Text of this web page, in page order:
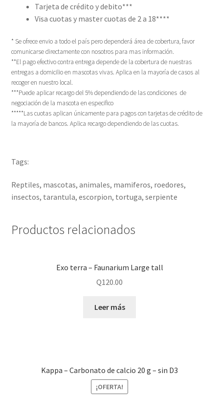
Tarjeta de crédito y debito***
Visa cuotas y master cuotas de 2 a 18****
* Se ofrece envio a todo el país pero dependerá área de cobertura, favor
comunicarse directamente con nosotros para mas información.
**El pago efectivo contra entrega depende de la cobertura de nuestras
entregas a domicilio en mascotas vivas. Aplica en la mayoría de casos al
recoger en nuestro local.
***Puede aplicar recargo del 5% dependiendo de las condiciones de
negociación de la mascota en especifico
*****Las cuotas aplican únicamente para pagos con tarjetas de crédito de
la mayoría de bancos. Aplica recargo dependiendo de las cuotas.
Tags:
Reptiles, mascotas, animales, mamiferos, roedores,
insectos, tarantula, escorpion, tortuga, serpiente
Productos relacionados
Exo terra – Faunarium Large tall
Q120.00
Leer más
Kappa – Carbonato de calcio 20 g – sin D3
¡OFERTA!